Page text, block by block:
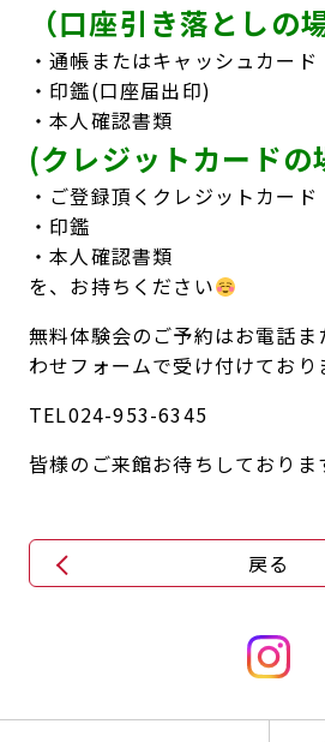
（口座引き落としの
・通帳またはキャッシュカード
・印鑑(口座届出印)
・本人確認書類
(クレジットカードの
・ご登録頂くクレジットカード
・印鑑
・本人確認書類
を、お持ちください
無料体験会のご予約はお電話
わせフォームで受け付けており
TEL024-953-6345
皆様のご来館お待ちしておりま
戻る